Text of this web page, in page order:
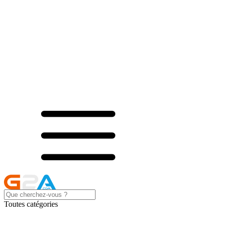
Toutes catégories